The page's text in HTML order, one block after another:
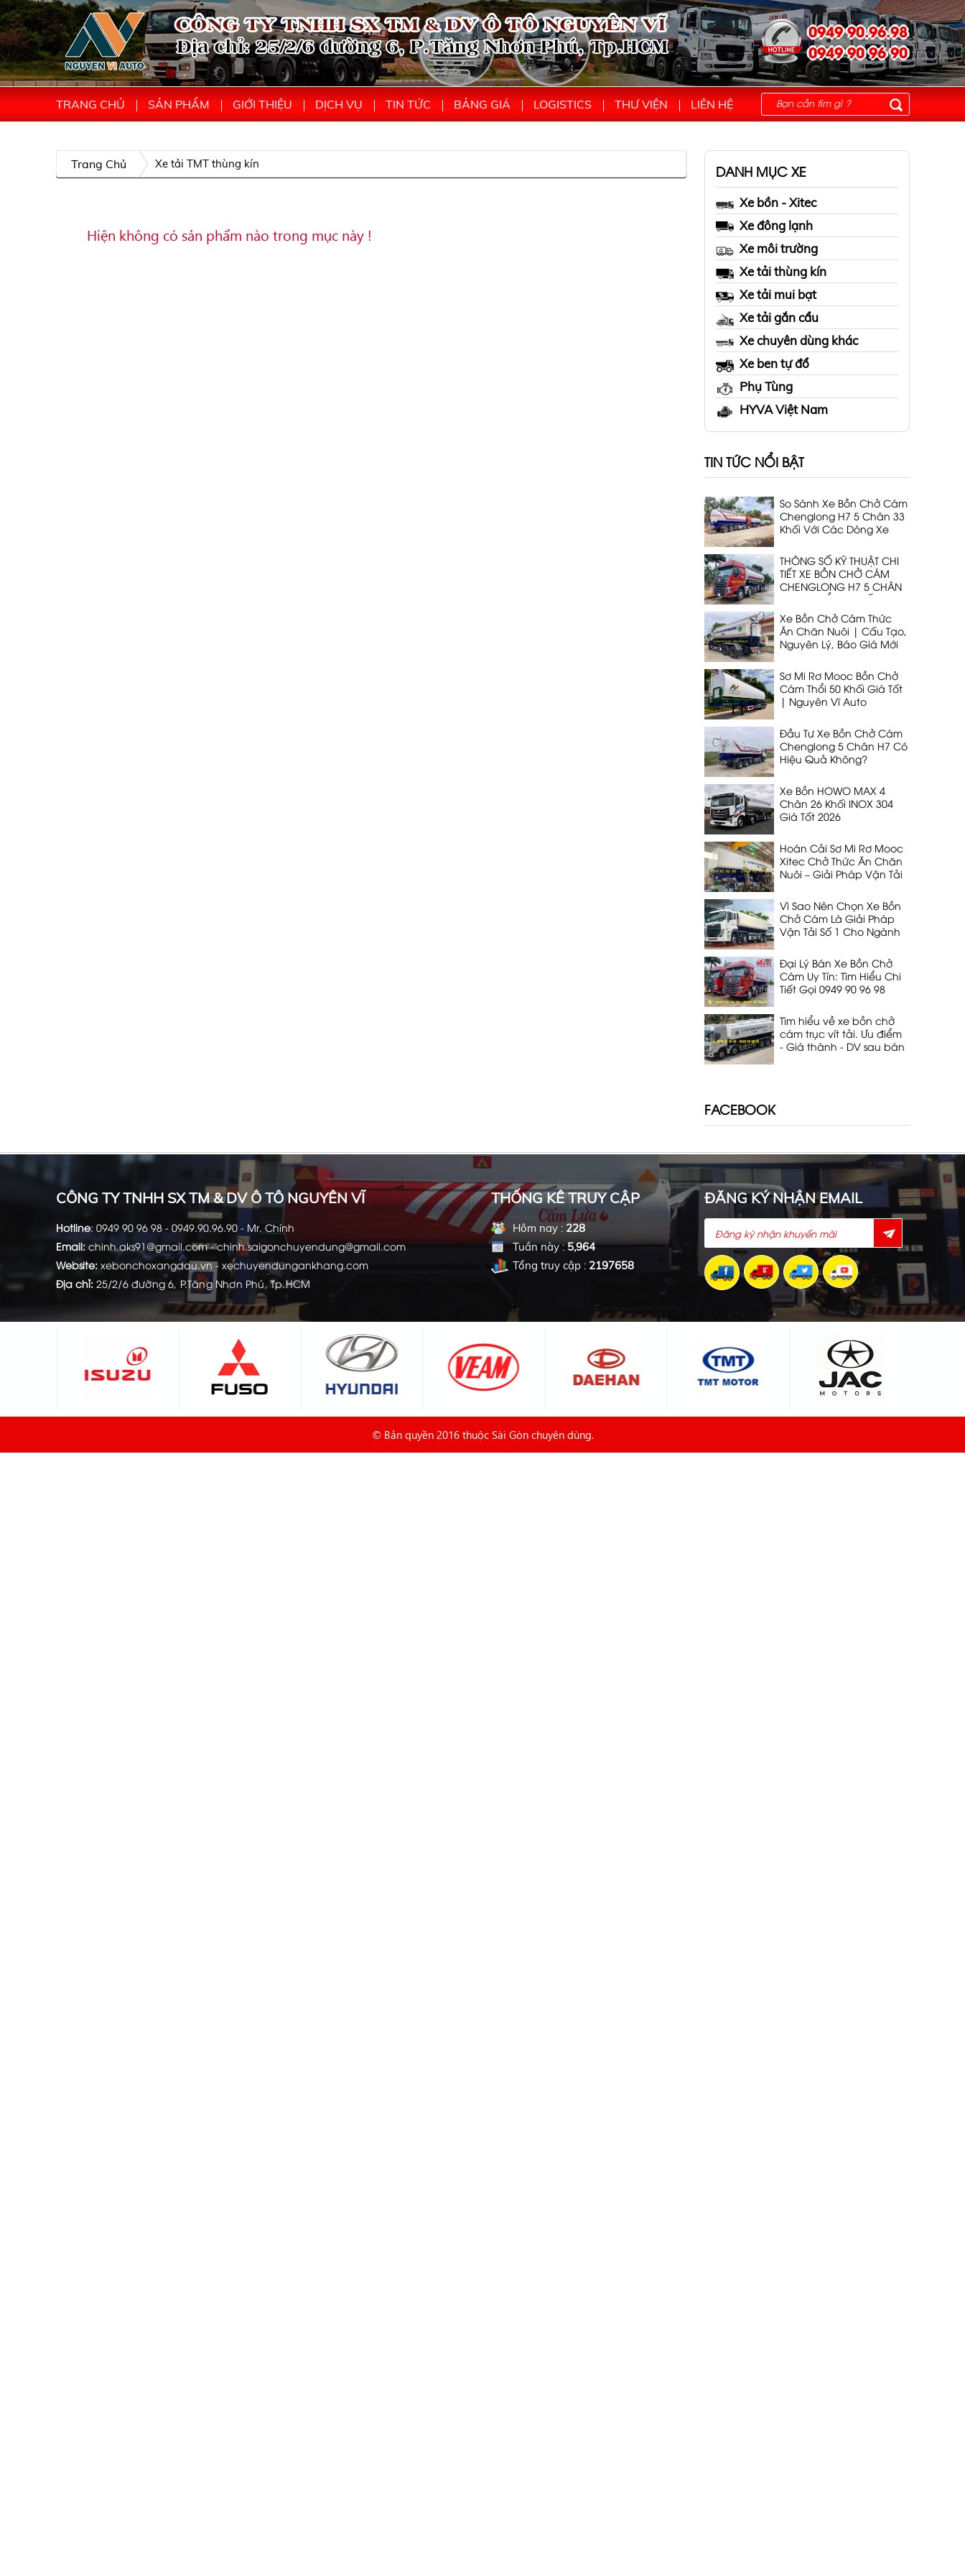
0949 90.96.98
0949 90 96 90
TRANG CHỦ SẢN PHẨM GIỚI THIỆU DỊCH VỤ TIN TỨC BẢNG GIÁ LOGISTICS THƯ VIỆN LIÊN HỆ
DANH MỤC XE
Xe bồn - Xitec
Xe đông lạnh
Xe môi trường
Xe tải thùng kín
Xe tải mui bạt
Xe tải gắn cẩu
Xe chuyên dùng khác
Xe ben tự đổ
Phụ Tùng
HYVA Việt Nam
TIN TỨC NỔI BẬT
So Sánh Xe Bồn Chở Cám
Chenglong H7 5 Chân 33
Khối Với Các Dòng Xe
THÔNG SỐ KỸ THUẬT CHI
TIẾT XE BỒN CHỞ CÁM
CHENGLONG H7 5 CHÂN
DẠNG THỔI 33 KHỐI
Xe Bồn Chở Cám Thức
Ăn Chăn Nuôi | Cấu Tạo,
Nguyên Lý, Báo Giá Mới
Sơ Mi Rơ Mooc Bồn Chở
Cám Thổi 50 Khối Giá Tốt
| Nguyên Vĩ Auto
Đầu Tư Xe Bồn Chở Cám
Chenglong 5 Chân H7 Có
Hiệu Quả Không?
Xe Bồn HOWO MAX 4
Chân 26 Khối INOX 304
Giá Tốt 2026
Hoán Cải Sơ Mi Rơ Mooc
Xitec Chở Thức Ăn Chăn
Nuôi – Giải Pháp Vận Tải
Vì Sao Nên Chọn Xe Bồn
Chở Cám Là Giải Pháp
Vận Tải Số 1 Cho Ngành
Đại Lý Bán Xe Bồn Chở
Cám Uy Tín: Tìm Hiểu Chi
Tiết Gọi 0949 90 96 98
Tìm hiểu về xe bồn chở
cám trục vít tải. Ưu điểm
- Giá thành - DV sau bán
FACEBOOK
Trang Chủ Xe tải TMT thùng kín
Hiện không có sản phẩm nào trong mục này !
CÔNG TY TNHH SX TM & DV Ô TÔ NGUYÊN VĨ
Hotline: 0949 90 96 98 - 0949.90.96.90 - Mr. Chính
Email: chinh.aks91@gmail.com -chinh.saigonchuyendung@gmail.com
Website: xebonchoxangdau.vn- xechuyendungankhang.com
Địa chỉ: 25/2/6 đường 6, P.Tăng Nhơn Phú, Tp.HCM
THỐNG KÊ TRUY CẬP
Hôm nay : 228
Tuần này :5,964
Tổng truy cập : 2197658
ĐĂNG KÝ NHẬN EMAIL
© Bản quyền 2016 thuộc Sài Gòn chuyên dùng.